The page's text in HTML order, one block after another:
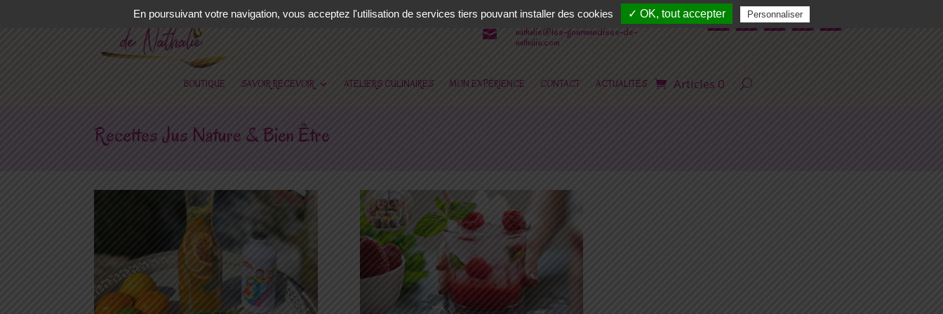

06 62 31 14 90

nathalie@les-gourmandises-de-
nathalie.com
BOUTIQUE SAVOIR RECEVOIR ATELIERS CULINAIRES MON EXPÉRIENCE CONTACT ACTUALITÉS Articles 0
Recettes Jus Nature & Bien Être
En poursuivant votre navigation, vous acceptez l'utilisation de services tiers pouvant installer des cookies ✓ OK, tout accepter Personnaliser